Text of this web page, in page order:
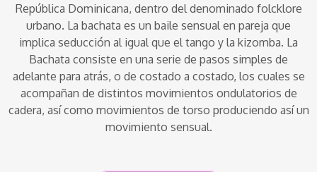
República Dominicana, dentro del denominado folcklore
urbano. La bachata es un baile sensual en pareja que
implica seducción al igual que el tango y la kizomba. La
Bachata consiste en una serie de pasos simples de
adelante para atrás, o de costado a costado, los cuales se
acompañan de distintos movimientos ondulatorios de
cadera, así como movimientos de torso produciendo así un
movimiento sensual.